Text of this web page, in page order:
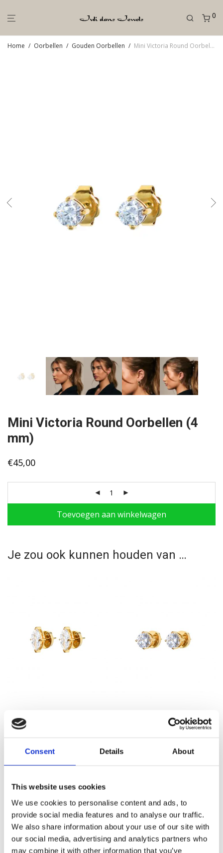
Consent Details About
This website uses cookies
We use cookies to personalise content and ads, to
provide social media features and to analyse our traffic.
We also share information about your use of our site with
our social media, advertising and analytics partners who
may combine it with other information that you’ve
0
Home / Oorbellen / Gouden Oorbellen / Mini Victoria Round Oorbellen (4 mm)
Mini Victoria Round Oorbellen (4
mm)
€45,00
Toevoegen aan winkelwagen
Je zou ook kunnen houden van …
✓ 6 maanden garantie
Beschrijving